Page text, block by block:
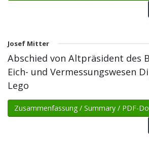
Josef Mitter
Abschied von Altpräsident des
Eich- und Vermessungswesen
Lego
Zusammenfassung / Summary / PDF-